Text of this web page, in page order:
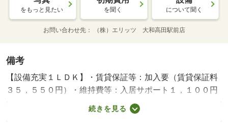
をもっと見たい を聞く について聞く
お問い合わせ先 （株）エリッツ 大和高田駅前店
備考
【設備充実１ＬＤＫ】・賃貸保証等：加入要（賃貸保証料
３５，５５０円）・維持費等：入居サポート１，１００円
／月・ペット条件：小型犬可／猫可・【ＪＲ奈良駅徒歩１
４分】ペット相談可能です。インターネットを無料で利用
続きを見る